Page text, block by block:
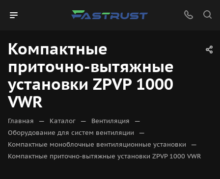
Компактные
приточно-вытяжные
установки ZPVP 1000
VWR
Главная — Каталог — Вентиляция —
Оборудование для систем вентиляции —
Компактные моноблочные вентиляционные установки —
Компактные приточно-вытяжные установки ZPVP 1000 VWR